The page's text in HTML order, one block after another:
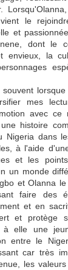
le
et
dont le
envieux, la
souvent
mes
avec ce
histoire
Nigeria dans
à l'aide
et les
un monde
et Olanna
faire des
et en
et protège
à elle une
entre le
car très
les